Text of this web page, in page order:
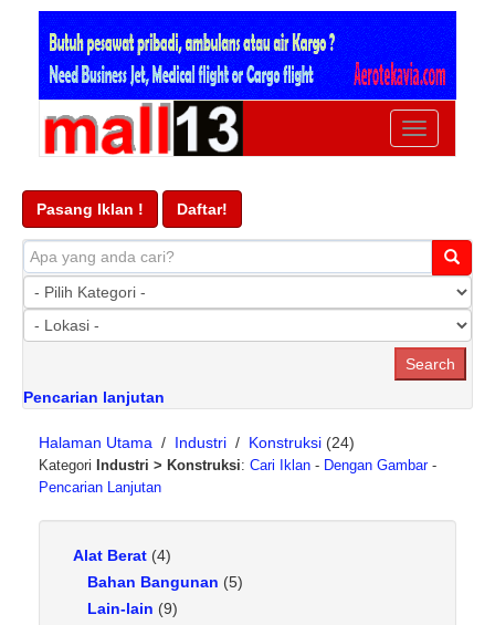
Ubah
navigasi
Pasang Iklan ! Daftar!
Pencarian lanjutan
Halaman Utama / Industri / Konstruksi (24)
Kategori Industri > Konstruksi: Cari Iklan - Dengan Gambar-
Pencarian Lanjutan
Alat Berat (4)
Bahan Bangunan (5)
Lain-lain (9)